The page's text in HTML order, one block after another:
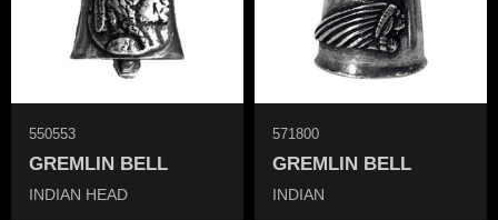
GREMLIN BELL
INDIAN HEAD
550553
GREMLIN BELL
INDIAN
571800